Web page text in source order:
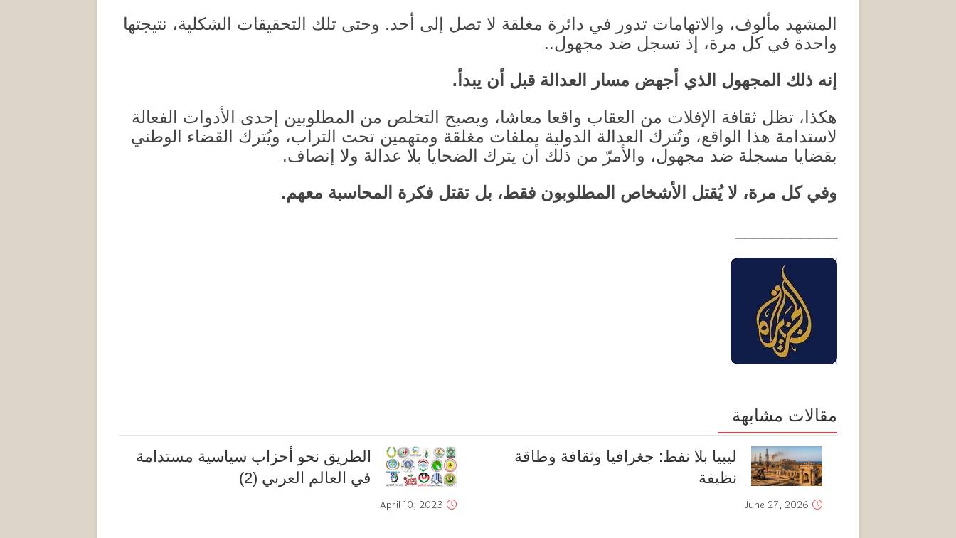
المشهد مألوف، والاتهامات تدور في دائرة مغلقة لا تصل إلى أحد. وحتى تلك التحقيقات الشكلية، نتيجتها
واحدة في كل مرة، إذ تسجل ضد مجهول..
إنه ذلك المجهول الذي أجهض مسار العدالة قبل أن يبدأ .
هكذا، تظل ثقافة الإفلات من العقاب واقعا معاشا، ويصبح التخلص من المطلوبين إحدى الأدوات الفعالة
لاستدامة هذا الواقع، وتُترك العدالة الدولية بملفات مغلقة ومتهمين تحت التراب، ويُترك القضاء الوطني
بقضايا مسجلة ضد مجهول، والأمرّ من ذلك أن يترك الضحايا بلا عدالة ولا إنصاف.
وفي كل مرة، لا يُقتل الأشخاص المطلوبون فقط، بل تقتل فكرة المحاسبة معهم.
مقالات مشابهة
الطريق نحو أحزاب سياسية مستدامة
في العالم العربي (2)
April 10, 2023
ليبيا بلا نفط: جغرافيا وثقافة وطاقة
نظيفة
June 27, 2026